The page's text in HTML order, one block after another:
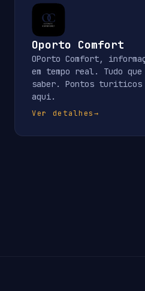
Oporto Comfort
OPorto Comfort,
em tempo real. Tudo
saber. Pontos turiticos
aqui.
Ver detalhes→